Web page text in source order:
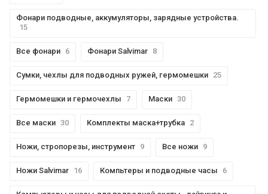
Фонари подводные, аккумуляторы, зарядные устройства.
15
Все фонари 6 Фонари Salvimar 8
Сумки, чехлы для подводных ружей, гермомешки 25
Гермомешки и гермочехлы 7 Маски 30
Все маски 30 Комплекты маска+трубка 2
Ножи, стропорезы, инструмент 9 Все ножи 9
Ножи Salvimar 16 Компьтеры и подводные часы 6